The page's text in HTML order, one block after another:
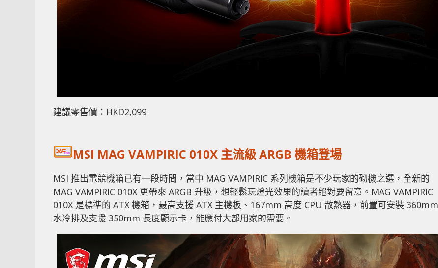
建議零售價：HKD2,099
MSI MAG VAMPIRIC 010X 主流級 ARGB 機箱登場
MSI 推出電競機箱已有一段時間，當中 MAG VAMPIRIC 系列機箱是不少玩家的砌機之選，全新的
MAG VAMPIRIC 010X 更帶來 ARGB 升級，想輕鬆玩燈光效果的讀者絕對要留意。MAG VAMPIRIC
010X 是標準的 ATX 機箱，最高支援 ATX 主機板、167mm 高度 CPU 散熱器，前置可安裝 360mm
水冷排及支援 350mm 長度顯示卡，能應付大部用家的需要。